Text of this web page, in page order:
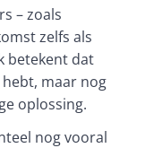
– zoals
zelfs als
betekent dat
maar nog
oplossing.
nog vooral